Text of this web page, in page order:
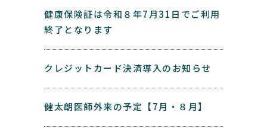
健康保険証は令和８年7月31日でご利用
終了となります
クレジットカード決済導入のお知らせ
健太朗医師外来の予定【7月・８月】